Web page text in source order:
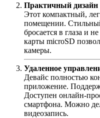
Практичный дизайн
Этот компактный,
помещении.
бросается в глаза и
карты microSD
камеры.
Удаленное
Девайс полностью
приложение.
Доступен онлайн-
смартфона. Можно
видеозапись.